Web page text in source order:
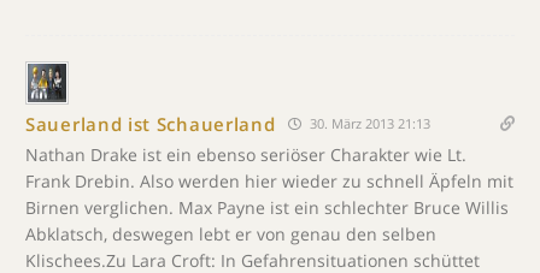
Sauerland ist Schauerland 30. März 2013 21:13
Nathan Drake ist ein ebenso seriöser Charakter wie Lt.
Frank Drebin. Also werden hier wieder zu schnell Äpfeln mit
Birnen verglichen. Max Payne ist ein schlechter Bruce Willis
Abklatsch, deswegen lebt er von genau den selben
Klischees.Zu Lara Croft: In Gefahrensituationen schüttet